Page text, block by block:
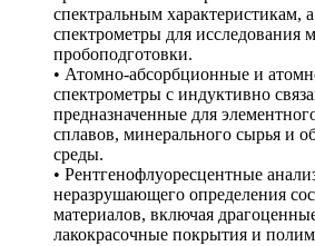
спектральным характеристикам,
спектрометры для исследования
пробоподготовки.
• Атомно-абсорбционные и
спектрометры с индуктивно
предназначенные для
сплавов, минерального сырья и
среды.
• Рентгенофлуоресцентные
неразрушающего определения
материалов, включая
лакокрасочные покрытия и